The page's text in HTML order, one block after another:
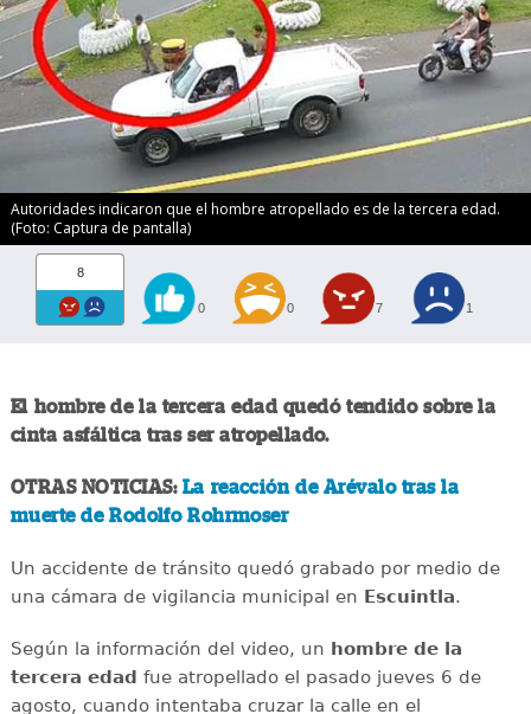
Autoridades indicaron que el hombre atropellado es de la tercera edad.
(Foto: Captura de pantalla)
8
0 0 7 1
El hombre de la tercera edad quedó tendido sobre la
cinta asfáltica tras ser atropellado.
OTRAS NOTICIAS: La reacción de Arévalo tras la
muerte de Rodolfo Rohrmoser
Un accidente de tránsito quedó grabado por medio de
una cámara de vigilancia municipal en Escuintla.
Según la información del video, un hombre de la
tercera edad fue atropellado el pasado jueves 6 de
agosto, cuando intentaba cruzar la calle en el